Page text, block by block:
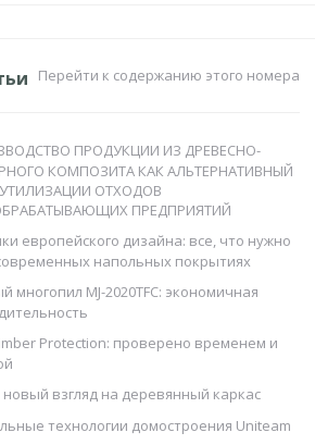
Перейти к содержанию этого номера
ПРОДУКЦИИ ИЗ ДРЕВЕСНО-
КОМПОЗИТА КАК АЛЬТЕРНАТИВНЫЙ
ОТХОДОВ
ПРЕДПРИЯТИЙ
европейского дизайна: все, что нужно
напольных покрытиях
многопил MJ-2020TFC: экономичная
Protection: проверено временем и
новый взгляд на деревянный каркас
технологии домостроения Uniteam